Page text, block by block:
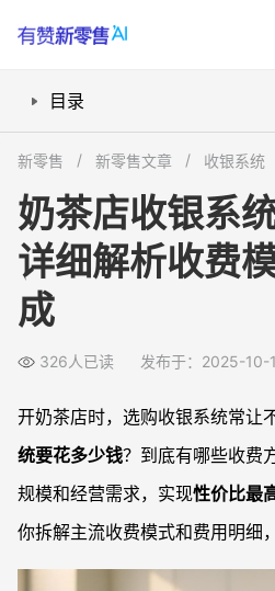
目录
不同品牌收银系统价格差在哪里
收银系统配置升级有哪些额外费
奶茶店收银系统最低多少钱能用？基础
收银系统支持哪些付款方式？会影响
收银系统后续如何维护？维护费用贵
新零售 新零售文章 收银系统
奶茶店收银系
详细解析收费
成
326人已读 发布于：2025-10-
开奶茶店时，选购收银系统常让
统要花多少钱？到底有哪些收费
规模和经营需求，实现性价比最
你拆解主流收费模式和费用明细